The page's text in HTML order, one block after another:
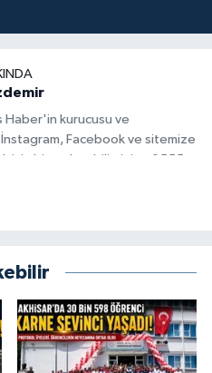
Haber'in kurucusu ve
Facebook ve sitemize
için bize ulaşabilirsiniz - 0555